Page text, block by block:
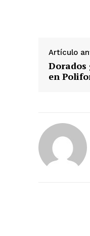
Artículo
Dorados
en